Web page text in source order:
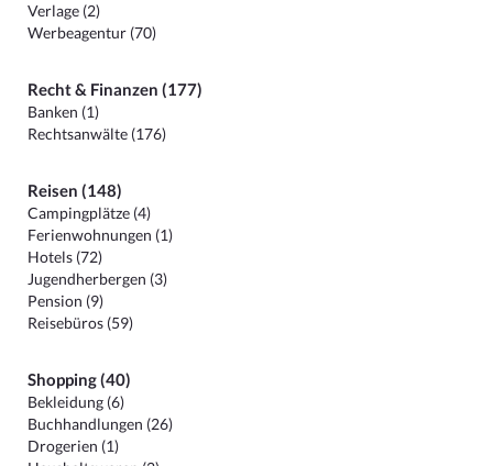
Verlage (2)
Werbeagentur (70)
Recht & Finanzen (177)
Banken (1)
Rechtsanwälte (176)
Reisen (148)
Campingplätze (4)
Ferienwohnungen (1)
Hotels (72)
Jugendherbergen (3)
Pension (9)
Reisebüros (59)
Shopping (40)
Bekleidung (6)
Buchhandlungen (26)
Drogerien (1)